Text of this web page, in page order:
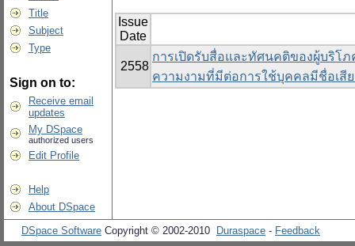
Title
Subject
Type
Sign on to:
Receive email
updates
My DSpace
authorized users
Edit Profile
Help
About DSpace
Issue
Date
2558
การเปิดรับสื่อและทัศนคติของผู้บริโ
ความงามที่มีต่อการใช้บุคคลมีชื่อเสี
DSpace Software Copyright © 2002-2010 Duraspace - Feedback